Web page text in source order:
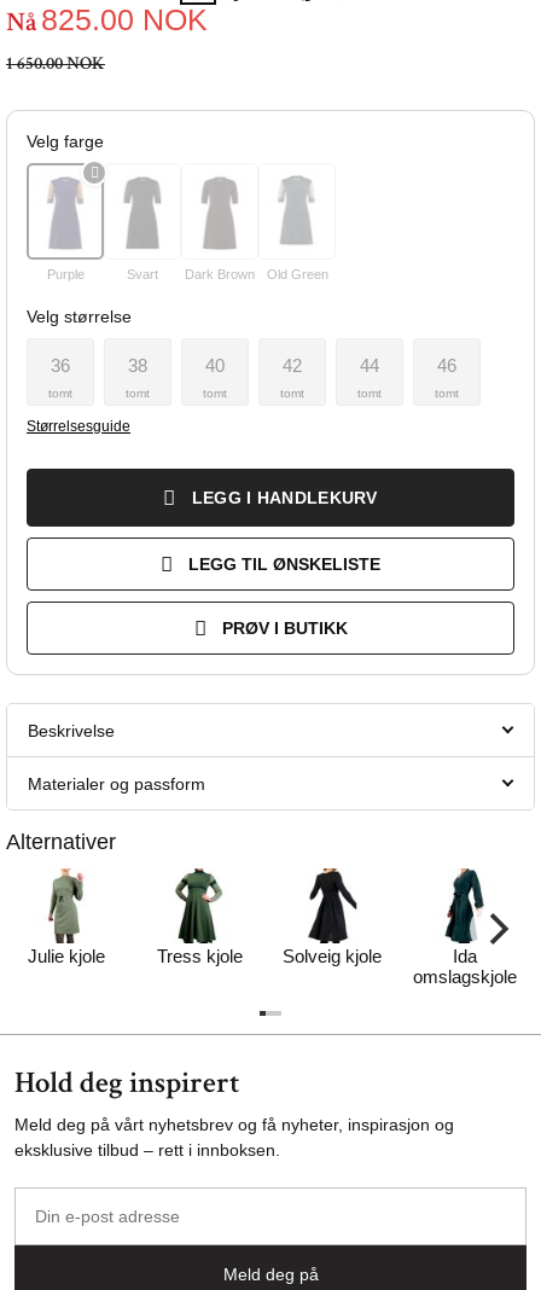
Nå825.00 NOK
1 650.00 NOK
Velg farge
Purple Svart Dark Brown Old Green
Velg størrelse
36
tomt
38
tomt
40
tomt
42
tomt
44
tomt
46
tomt
Størrelsesguide
LEGG I HANDLEKURV
LEGG TIL ØNSKELISTE
PRØV I BUTIKK
Beskrivelse
Materialer og passform
Alternativer
Julie kjole Tress kjole Solveig kjole
Ida
omslagskjole
Hold deg inspirert
Meld deg på vårt nyhetsbrev og få nyheter, inspirasjon og
eksklusive tilbud – rett i innboksen.
post
Meld deg på